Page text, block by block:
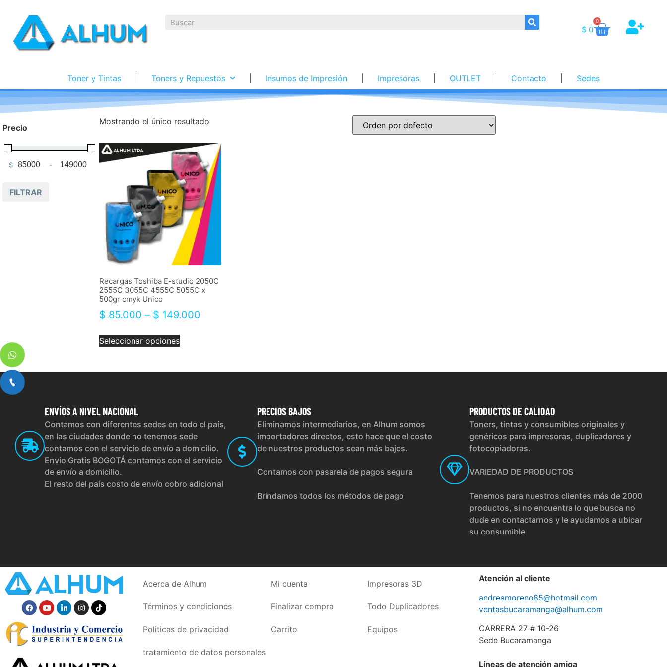
$ 0
0
Toner y Tintas Toners y Repuestos Insumos de Impresión Impresoras OUTLET Contacto Sedes
Precio
$ Minimum Price
-Maximum Price
FILTRAR
Mostrando el único resultado
Recargas Toshiba E-studio 2050C
2555C 3055C 4555C 5055C x
500gr cmyk Unico
$ 85.000 – $ 149.000
Seleccionar opciones
ENVÍOSA NIVEL NACIONAL
Contamos con diferentes sedes en todo el país,
en las ciudades donde no tenemos sede
contamos con el servicio de envío a domicilio.
Envío Gratis BOGOTÁ contamos con el servicio
de envío a domicilio.
El resto del país costo de envío cobro adicional
PRECIOSBAJOS
Eliminamos intermediarios, en Alhum somos
importadores directos, esto hace que el costo
de nuestros productos sean más bajos.
Contamos con pasarela de pagos segura
Brindamos todos los métodos de pago
PRODUCTOSDE CALIDAD
Toners, tintas y consumibles originales y
genéricos para impresoras, duplicadores y
fotocopiadoras.
VARIEDAD DE PRODUCTOS
Tenemos para nuestros clientes más de 2000
productos, si no encuentra lo que busca no
dude en contactarnos y le ayudamos a ubicar
su consumible
Acerca de Alhum
Términos y condiciones
Politicas de privacidad
tratamiento de datos personales
Mi cuenta
Finalizar compra
Carrito
Impresoras 3D
Todo Duplicadores
Equipos
Atención al cliente
andreamoreno85@hotmail.com
ventasbucaramanga@alhum.com
CARRERA 27 # 10-26
Sede Bucaramanga
Líneas de atención amiga